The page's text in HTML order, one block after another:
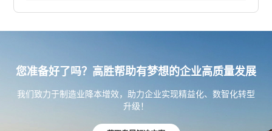
您准备好了吗？高胜帮助有梦想的企业高质量发展
我们致力于制造业降本增效，助力企业实现精益化、数智化转型
升级！